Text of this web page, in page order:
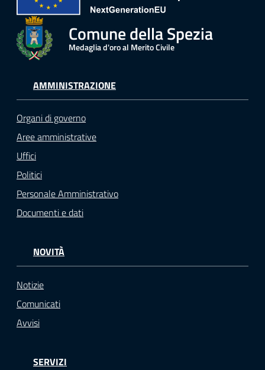
Comune della Spezia
Medaglia d'oro al Merito Civile
AMMINISTRAZIONE
Organi di governo
Aree amministrative
Uffici
Politici
Personale Amministrativo
Documenti e dati
NOVITÀ
Notizie
Comunicati
Avvisi
SERVIZI